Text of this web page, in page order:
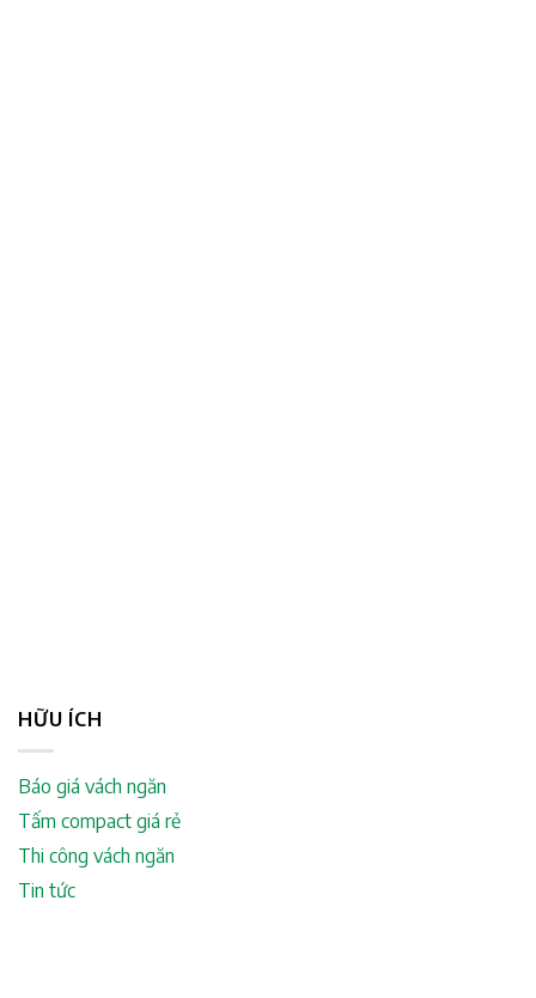
HỮU ÍCH
Báo giá vách ngăn
Tấm compact giá rẻ
Thi công vách ngăn
Tin tức